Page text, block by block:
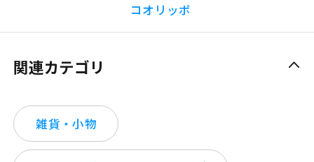
コオリッポ
関連カテゴリ
雑貨・小物